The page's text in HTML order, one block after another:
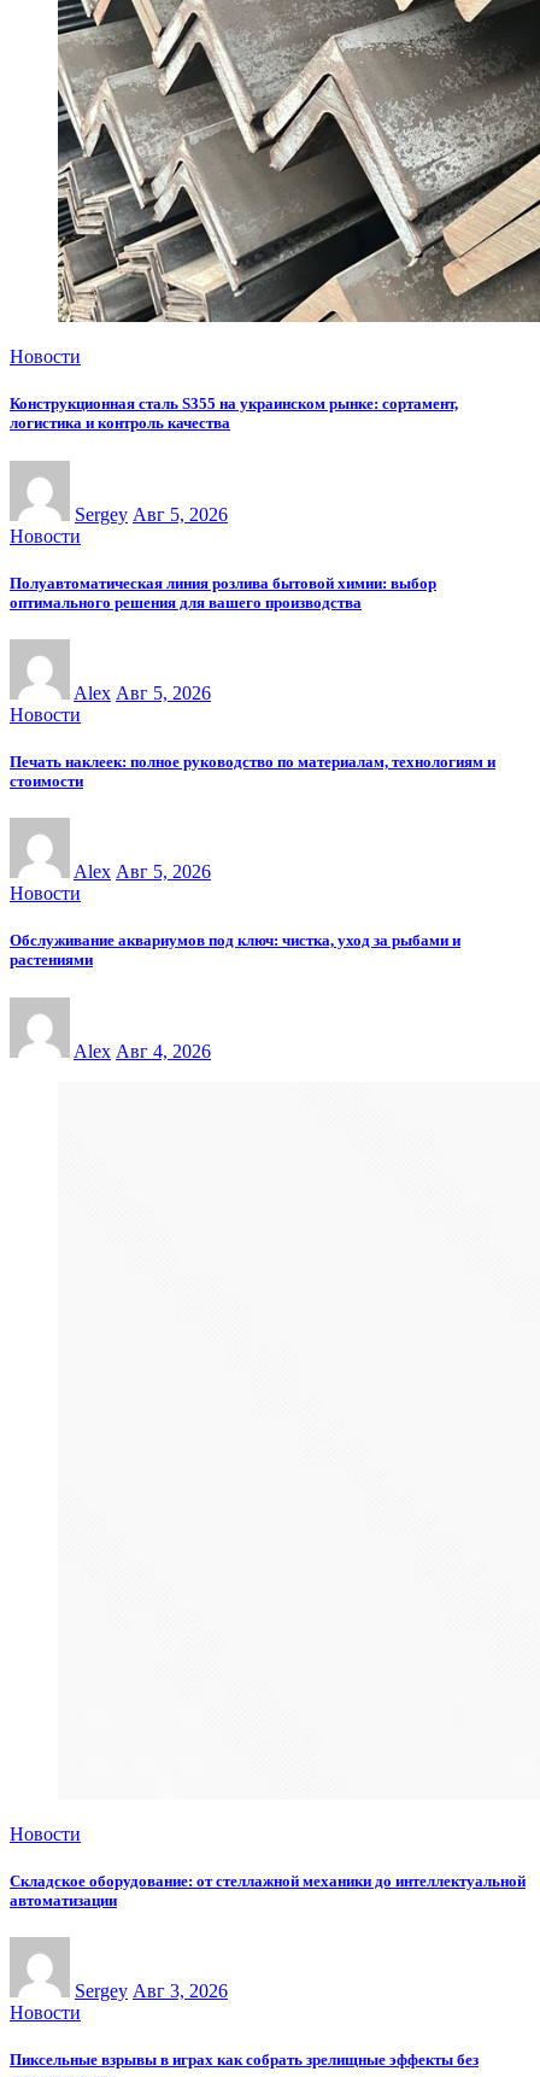
Новости
Конструкционная сталь S355 на украинском рынке: сортамент,
логистика и контроль качества
Sergey Авг 5, 2026
Новости
Полуавтоматическая линия розлива бытовой химии: выбор
оптимального решения для вашего производства
Alex Авг 5, 2026
Новости
Печать наклеек: полное руководство по материалам, технологиям и
стоимости
Alex Авг 5, 2026
Новости
Обслуживание аквариумов под ключ: чистка, уход за рыбами и
растениями
Alex Авг 4, 2026
Новости
Складское оборудование: от стеллажной механики до интеллектуальной
автоматизации
Sergey Авг 3, 2026
Новости
Пиксельные взрывы в играх как собрать зрелищные эффекты без